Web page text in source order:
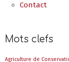
Contact
Mots clefs
Agriculture de